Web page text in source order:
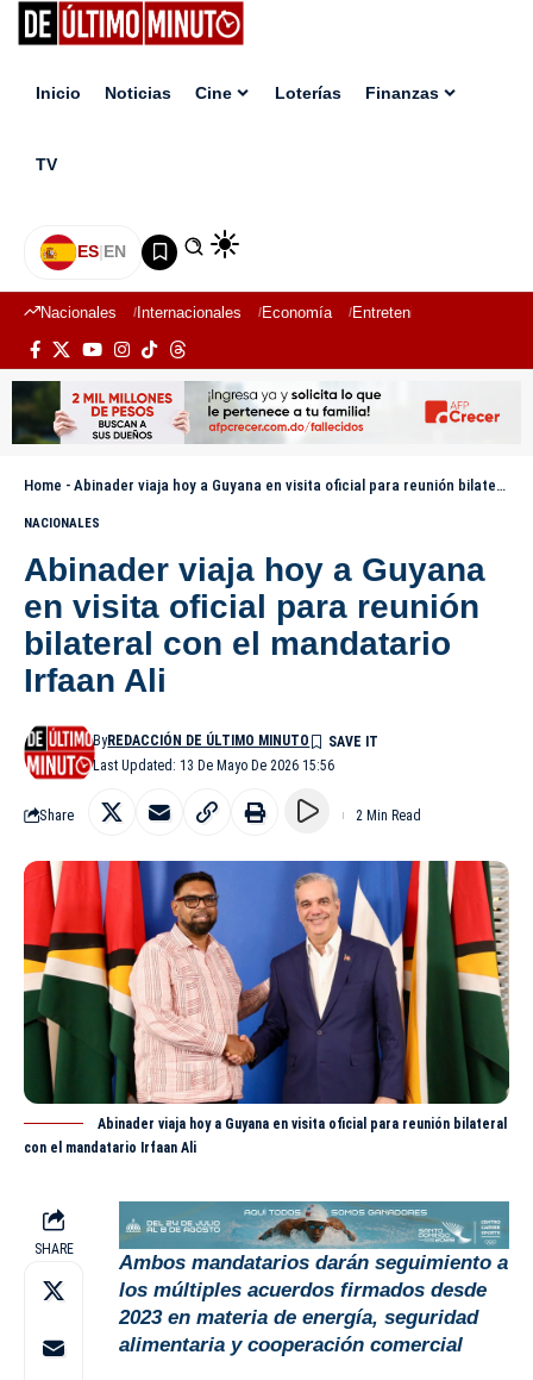
Inicio Noticias Cine Loterías Finanzas
TV
ES|EN
Nacionales Internacionales Economía Entretenimiento
Home - Abinader viaja hoy a Guyana en visita oficial para reunión bilateral con el mandatario Irfaan Ali
NACIONALES
Abinader viaja hoy a Guyana
en visita oficial para reunión
bilateral con el mandatario
Irfaan Ali
Last Updated: 13 De Mayo De 2026 15:56
ByREDACCIÓN DE ÚLTIMO MINUTO
Share 2 Min Read
Abinader viaja hoy a Guyana en visita oficial para reunión bilateral
con el mandatario Irfaan Ali
SHARE
Ambos mandatarios darán seguimiento a
los múltiples acuerdos firmados desde
2023 en materia de energía, seguridad
alimentaria y cooperación comercial